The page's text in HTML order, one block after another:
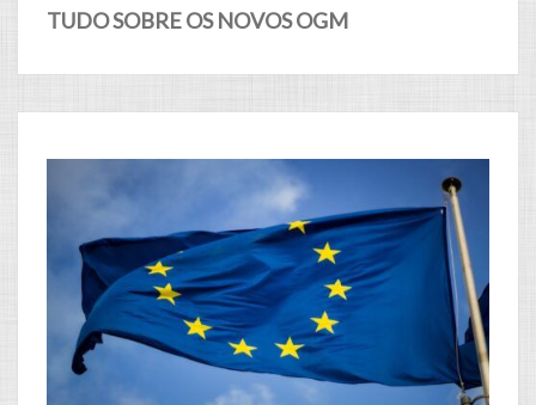
TUDO SOBRE OS NOVOS OGM